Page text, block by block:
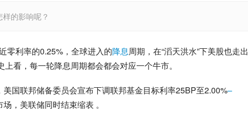
的影响呢？
零利率的0.25%，全球进入的降息周期，在“滔天洪水”下美股也走出
看，每一轮降息周期都会都会对应一个牛市。
国联邦储备委员会宣布下调联邦基金目标利率25BP至2.00%–
，美联储同时结束缩表 。